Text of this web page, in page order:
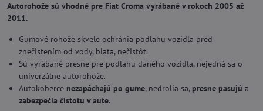
Autorohože sú vhodné pre Fiat Croma vyrábané v rokoch 2005 až
2011.
Gumové rohože skvele ochránia podlahu vozidla pred
znečistením od vody, blata, nečistôt.
Sú vyrábané presne pre podlahu daného vozidla, nejedná sa o
univerzálne autorohože.
Autokoberce nezapáchajú po gume, nedrolia sa, presne pasujú a
zabezpečia čistotu v aute.